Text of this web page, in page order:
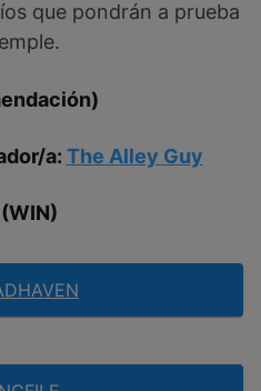
que pondrán a prueba
a: The Alley Guy